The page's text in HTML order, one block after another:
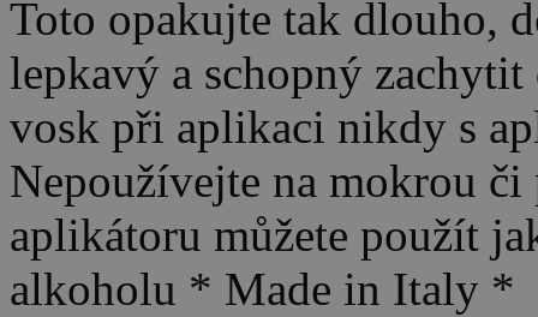
Toto opakujte tak dlouho,
lepkavý a schopný
vosk při aplikaci nikdy s
Nepoužívejte na mokrou
aplikátoru můžete použít
alkoholu * Made in Italy *